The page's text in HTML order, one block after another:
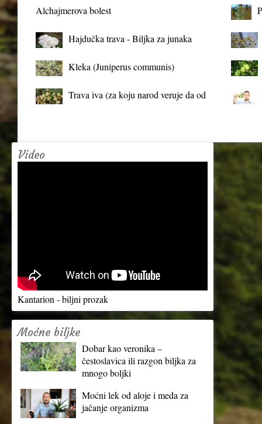
Alchajmerova bolest
Hajdučka trava - Biljka za junaka
Kleka (Juniperus communis)
Trava iva (za koju narod veruje da od
Video
Kantarion - biljni prozak
Moćne biljke
Dobar kao veronika –
čestoslavica ili razgon biljka za
mnogo boljki
Moćni lek od aloje i meda za
jačanje organizma